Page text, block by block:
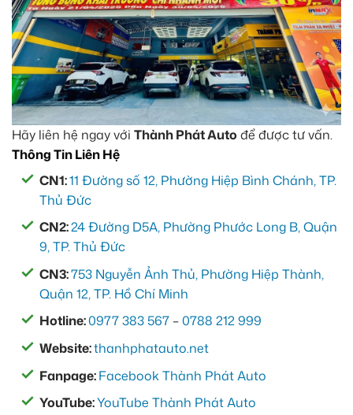
Hãy liên hệ ngay với Thành Phát Auto để được tư vấn.
Thông Tin Liên Hệ
CN1:11 Đường số 12, Phường Hiệp Bình Chánh, TP.
Thủ Đức
CN2:24 Đường D5A, Phường Phước Long B, Quận
9, TP. Thủ Đức
CN3:753 Nguyễn Ảnh Thủ, Phường Hiệp Thành,
Quận 12, TP. Hồ Chí Minh
Hotline:0977 383 567 –0788 212 999
Website:thanhphatauto.net
Fanpage:Facebook Thành Phát Auto
YouTube:YouTube Thành Phát Auto